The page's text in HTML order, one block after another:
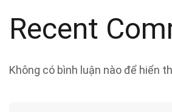
Recent
Không có bình luận nào để hiển